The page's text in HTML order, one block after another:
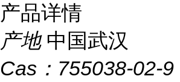
产品详情
产地 中国武汉
Cas： 755038-02-9